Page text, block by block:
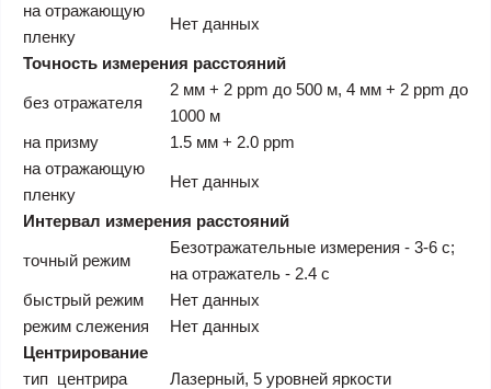
на отражающую
пленку
Нет данных
Точность измерения расстояний
без отражателя
2 мм + 2 ррm до 500 м, 4 мм + 2 ррm до
1000 м
на призму
1.5 мм + 2.0 ррm
на отражающую
пленку
Нет данных
Интервал измерения расстояний
точный режим
Безотражательные измерения - 3-6 с;
на отражатель - 2.4 с
быстрый режим
Нет данных
режим слежения
Нет данных
Центрирование
тип центрира
Лазерный, 5 уровней яркости